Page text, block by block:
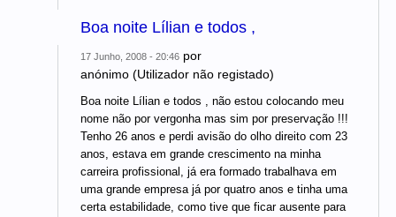
Boa noite Lílian e todos ,
17 Junho, 2008 - 20:46 por
anónimo (Utilizador não registado)
Boa noite Lílian e todos , não estou colocando meu
nome não por vergonha mas sim por preservação !!!
Tenho 26 anos e perdi avisão do olho direito com 23
anos, estava em grande crescimento na minha
carreira profissional, já era formado trabalhava em
uma grande empresa já por quatro anos e tinha uma
certa estabilidade, como tive que ficar ausente para